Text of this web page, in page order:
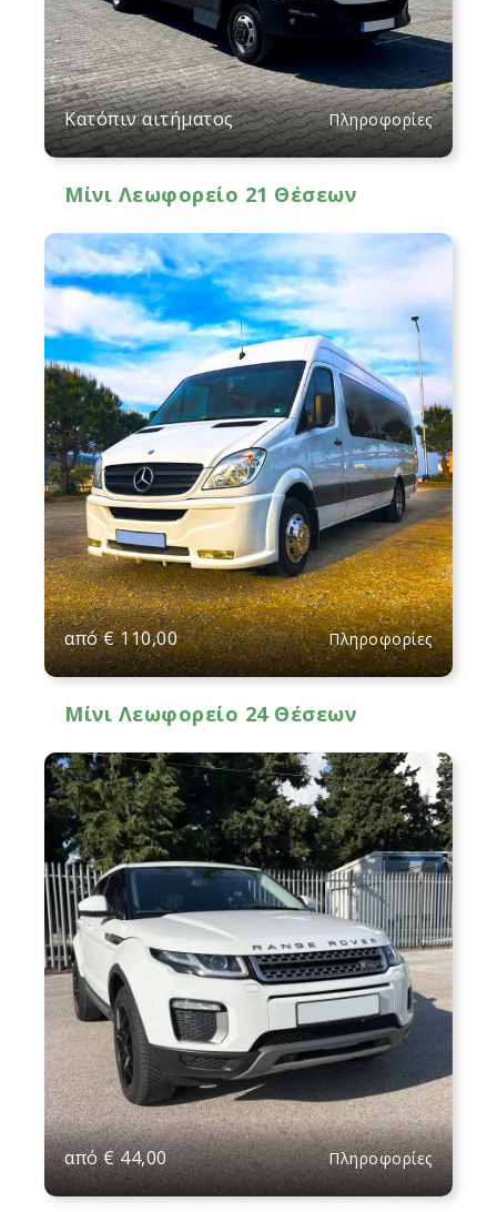
Κατόπιν αιτήματος Πληροφορίες
Μίνι Λεωφορείο 21 Θέσεων
από € 110,00 Πληροφορίες
Μίνι Λεωφορείο 24 Θέσεων
από € 44,00 Πληροφορίες